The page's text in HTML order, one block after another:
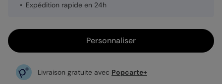
Expédition rapide en 24h
Personnaliser
Livraison gratuite avec Popcarte+